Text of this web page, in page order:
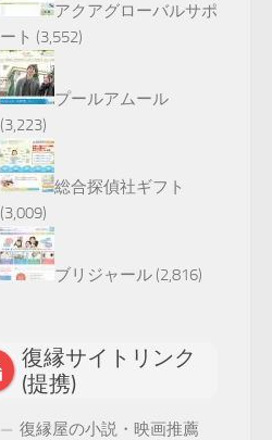
アクアグローバルサポ
ート (3,552)
プールアムール
(3,223)
総合探偵社ギフト
(3,009)
ブリジャール (2,816)
復縁サイトリンク
(提携)
復縁屋の小説・映画推薦